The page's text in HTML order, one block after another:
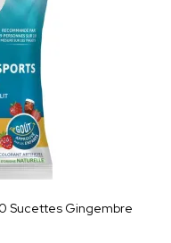
Sucettes Gingembre